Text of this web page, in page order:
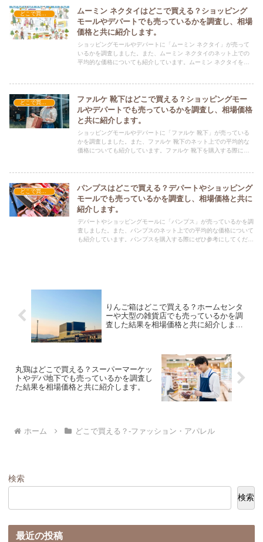
ムーミン ネクタイはどこで買える？ショッピング
モールやデパートでも売っているかを調査し、相場
価格と共に紹介します。
ショッピングモールやデパートに「ムーミン ネクタイ」が売って
いるかを調査しました。また、ムーミン ネクタイのネット上での
平均的な価格についても紹介しています。ムーミン ネクタイを購
ファルケ 靴下はどこで買える？ショッピングモー
ルやデパートでも売っているかを調査し、相場価格
と共に紹介します。
ショッピングモールやデパートに「ファルケ 靴下」が売っている
かを調査しました。また、ファルケ 靴下のネット上での平均的な
価格についても紹介しています。ファルケ 靴下を購入する際にぜ
パンプスはどこで買える？デパートやショッピング
モールでも売っているかを調査し、相場価格と共に
紹介します。
デパートやショッピングモールに「パンプス」が売っているかを調
査しました。また、パンプスのネット上での平均的な価格について
も紹介しています。パンプスを購入する際にぜひ参考にしてくださ
りんご箱はどこで買える？ホームセンタ
ーや大型の雑貨店でも売っているかを調
査した結果を相場価格と共に紹介しま
丸鶏はどこで買える？スーパーマーケッ
トやデパ地下でも売っているかを調査し
た結果を相場価格と共に紹介します。
ホーム どこで買える？-ファッション・アパレル
検索
検索
最近の投稿